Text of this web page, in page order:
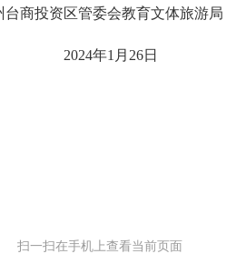
商投资区管委会教育文体旅游局
2024年1月26日
扫一扫在手机上查看当前页面